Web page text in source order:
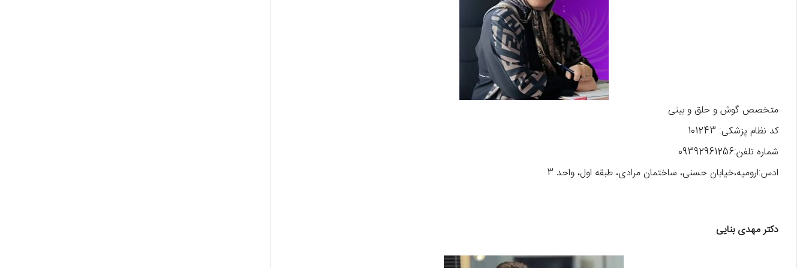
متخصص گوش و حلق و بینی
کد نظام پزشکی: 101243
شماره تلفن:09392961256
ادس:ارومیه،خیابان حسنی، ساختمان مرادی، طبقه اول، واحد 3
دکتر مهدی بنایی